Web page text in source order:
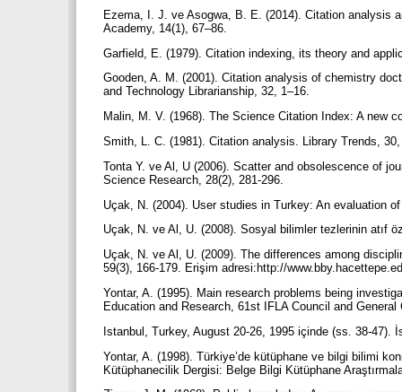
Ezema, I. J. ve Asogwa, B. E. (2014). Citation analysis
Academy, 14(1), 67–86.
Garfield, E. (1979). Citation indexing, its theory and
Gooden, A. M. (2001). Citation analysis of chemistry
and Technology Librarianship, 32, 1–16.
Malin, M. V. (1968). The Science Citation Index: A new
Smith, L. C. (1981). Citation analysis. Library Trends,
Tonta Y. ve Al, U (2006). Scatter and obsolescence of
Science Research, 28(2), 281-296.
Uçak, N. (2004). User studies in Turkey: An evaluation
Uçak, N. ve Al, U. (2008). Sosyal bilimler tezlerinin atıf
Uçak, N. ve Al, U. (2009). The differences among
59(3), 166-179. Erişim adresi:http://
Yontar, A. (1995). Main research problems being
Education and Research, 61st IFLA Council and
Istanbul, Turkey, August 20-26, 1995 içinde (ss. 38-47).
Yontar, A. (1998). Türkiye’de kütüphane ve bilgi bilimi
Kütüphanecilik Dergisi: Belge Bilgi Kütüphane